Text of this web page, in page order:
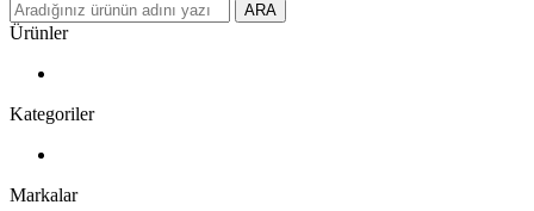
ARA
Ürünler
Kategoriler
Markalar